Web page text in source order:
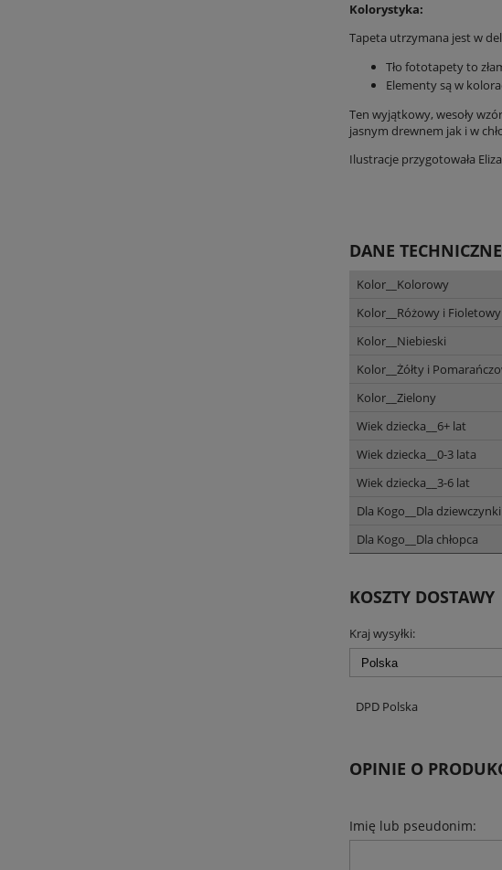
Kolorystyka:
Tapeta utrzymana jest w
Tło fototapety to
Elementy są w
Ten wyjątkowy, wesoły
jasnym drewnem jak i w
Ilustracje przygotowała
DANE TECHNICZNE
Kolor__Kolorowy
Kolor__Różowy i Fioletowy
Kolor__Niebieski
Kolor__Żółty i
Kolor__Zielony
Wiek dziecka__6+ lat
Wiek dziecka__0-3 lata
Wiek dziecka__3-6 lat
Dla Kogo__Dla dziewczynki
Dla Kogo__Dla chłopca
KOSZTY DOSTAWY
Kraj wysyłki:
DPD Polska
OPINIE O
Imię lub pseudonim: